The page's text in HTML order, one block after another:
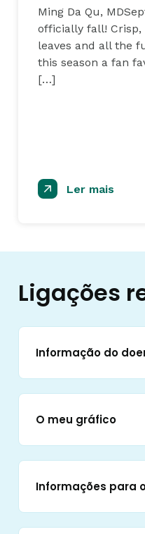
Ming Da Qu,
officially fall! Crisp,
leaves and all the
this season a fan
[…]
Ler mais
Ligações
Informação do
O meu gráfico
Informações para